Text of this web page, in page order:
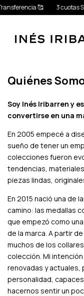
🥰 3 cuotas
Quiénes
Soy Inés Iribarren y
convertirse en una
En 2005 empecé a
sueño de tener un
colecciones fueron
tendencias,
piezas lindas,
En 2015 nació una de
camino: las medallas
que empezó como
de la marca. A partir
muchos de los
colección. Mi
renovadas y
personalidad,
hacernos sentir un